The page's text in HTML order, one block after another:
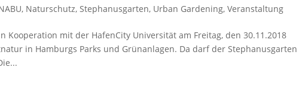
, Naturschutz,Stephanusgarten, Urban Gardening,Veranstaltung
Kooperation mit der HafenCity Universität am Freitag, den 30.11.2018
in Hamburgs Parks und Grünanlagen. Da darf der Stephanusgarten